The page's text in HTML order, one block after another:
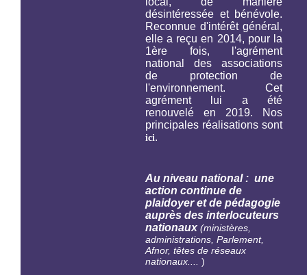
désintéressée et bénévole.
Reconnue d'intérêt général,
elle a reçu en 2014, pour la
1ère fois, l'agrément
national des associations
de protection de
l'environnement. Cet
agrément lui a été
renouvelé en 2019. Nos
principales réalisations sont
ici.
Au niveau national : une
action continue de
plaidoyer et de pédagogie
auprès des interlocuteurs
nationaux (ministères,
administrations, Parlement,
Afnor, têtes de réseaux
nationaux....
)